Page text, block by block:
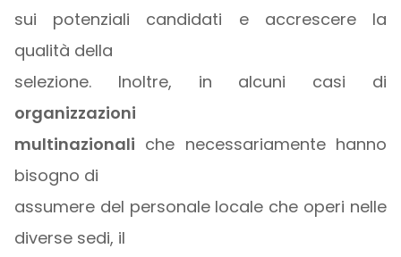
sui potenziali candidati e accrescere la
qualità della
selezione. Inoltre, in alcuni casi di
organizzazioni
multinazionali che necessariamente hanno
bisogno di
assumere del personale locale che operi nelle
diverse sedi, il